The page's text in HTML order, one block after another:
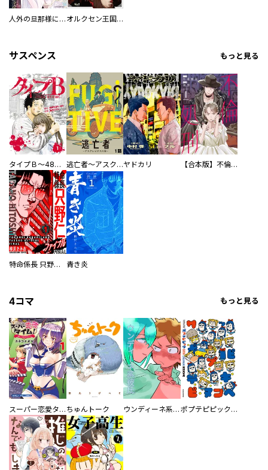
人外の旦那様に娶られ毎晩ナカまで愛される…。アンソロジー オルクセン王国史
サスペンス もっと見る
タイプＢ～48時間後、致死率100％～【単話】 逃亡者～アスクレピオスの杖～ヤドカリ 【合本版】不倫処刑
特命係長 只野仁ファイナル 愛蔵版 青き炎
4コマ もっと見る
スーパー恋愛タイム！～現場でドＳな彼女は自宅でデレる～ ちゅんトーク ウンディーネ系彼氏 ポプテピピック SEASON EIGHT